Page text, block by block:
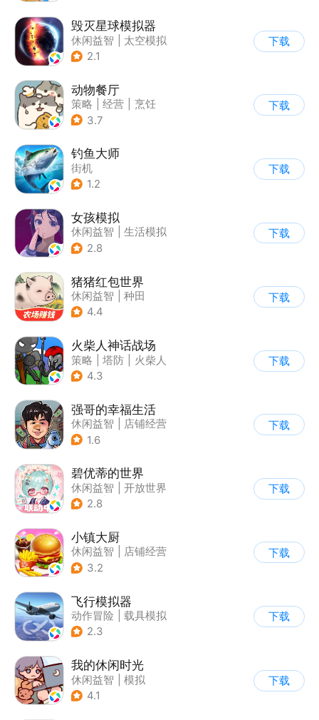
毁灭星球模拟器
休闲益智
太空模拟
| 太空
2.1
下载
动物餐厅
策略 经营
烹饪
| 宠物
3.7
下载
钓鱼大师
街机
1.2
下载
女孩模拟
休闲益智
生活模拟
| 校园
2.8
下载
猪猪红包世界
休闲益智
种田
| 田园生活
4.4
下载
火柴人神话战场
策略 塔防
火柴人
| 休闲益智
4.3
下载
强哥的幸福生活
休闲益智
店铺经营
| 卡通
1.6
下载
碧优蒂的世界
休闲益智
开放世界
| Q版
2.8
下载
小镇大厨
休闲益智
店铺经营
| 美食
3.2
下载
飞行模拟器
动作冒险
载具模拟
| 飞机
2.3
下载
我的休闲时光
休闲益智
模拟
4.1
下载